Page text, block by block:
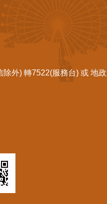
外) 轉7522(服務台) 或 地